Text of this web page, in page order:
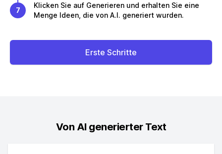
7
Klicken Sie auf Generieren und erhalten Sie eine
Menge Ideen, die von A.I. generiert wurden.
Erste Schritte
Von AI generierter Text